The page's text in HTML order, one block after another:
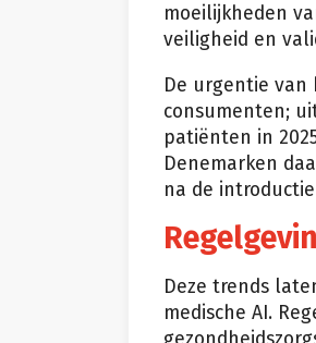
moeilijkheden
veiligheid en
De urgentie van
consumenten;
patiënten in
Denemarken
na de introductie
Deze trends
medische AI.